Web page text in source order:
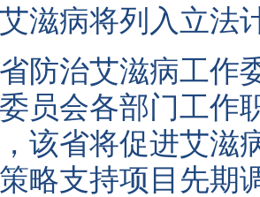
病将列入立法
治艾滋病工作委
员会各部门工作
该省将促进艾滋
略支持项目先期